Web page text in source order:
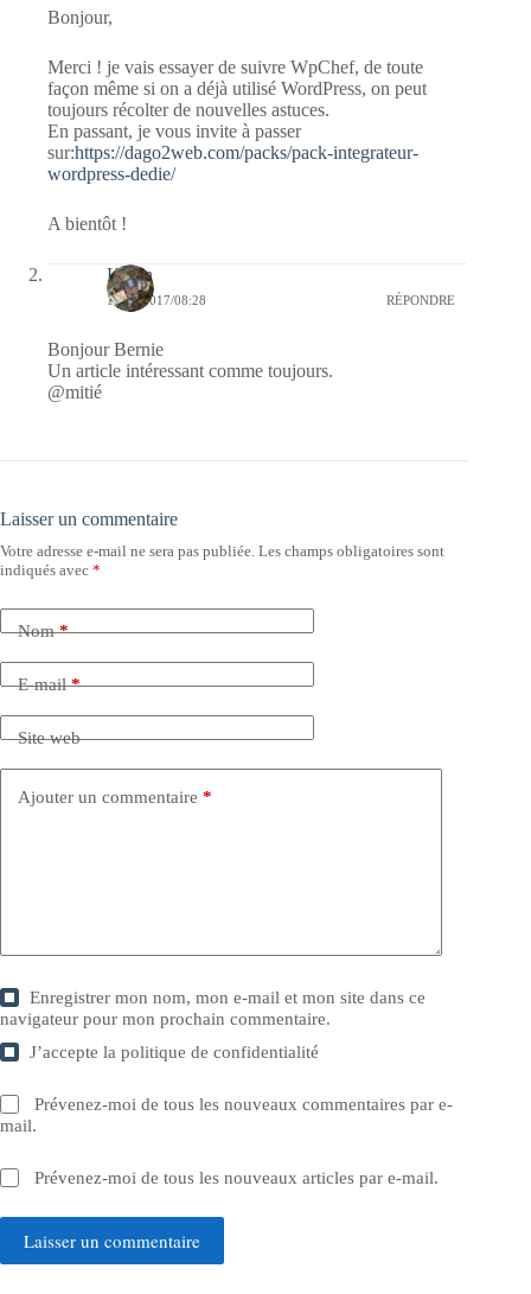
Bonjour,
Merci ! je vais essayer de suivre WpChef, de toute
façon même si on a déjà utilisé WordPress, on peut
toujours récolter de nouvelles astuces.
En passant, je vous invite à passer
sur:https://dago2web.com/packs/pack-integrateur-
wordpress-dedie/
A bientôt !
Kévin
19/12/2017/08:28 RÉPONDRE
Bonjour Bernie
Un article intéressant comme toujours.
@mitié
Laisser un commentaire
Votre adresse e-mail ne sera pas publiée. Les champs obligatoires sont
indiqués avec *
Nom*
E-mail*
Site web
Ajouter un commentaire *
Enregistrer mon nom, mon e-mail et mon site dans ce
navigateur pour mon prochain commentaire.
J’accepte lapolitique de confidentialité
Prévenez-moi de tous les nouveaux commentaires par e-
mail.
Prévenez-moi de tous les nouveaux articles par e-mail.
Laisser un commentaire